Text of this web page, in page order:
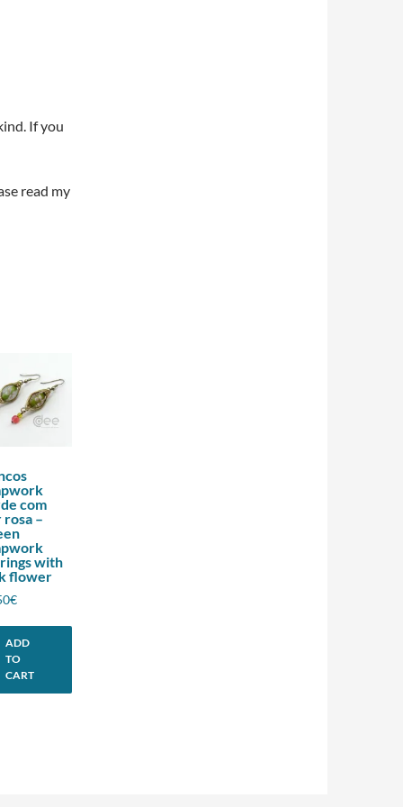
If you
read my
com
–
with
flower
€
ADD
TO
CART